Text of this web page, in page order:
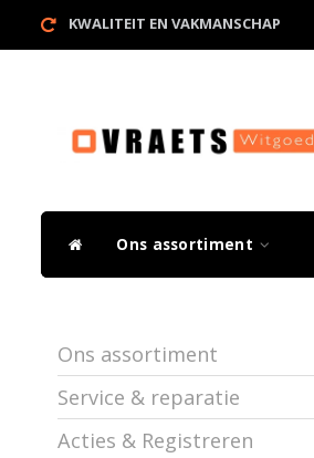
KWALITEIT EN VAKMANSCHAP
Ons assortiment
Ons assortiment
Service & reparatie
Acties & Registreren